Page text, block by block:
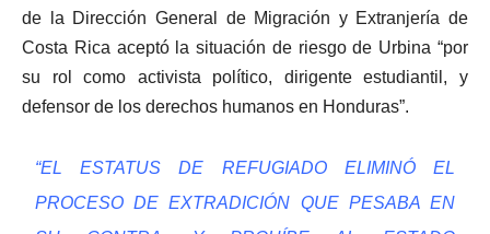
de la Dirección General de Migración y Extranjería de
Costa Rica aceptó la situación de riesgo de Urbina “por
su rol como activista político, dirigente estudiantil, y
defensor de los derechos humanos en Honduras”.
“EL ESTATUS DE REFUGIADO ELIMINÓ EL
PROCESO DE EXTRADICIÓN QUE PESABA EN